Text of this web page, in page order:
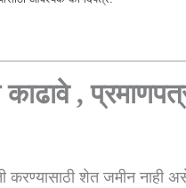
,
शेत जमीन नाही